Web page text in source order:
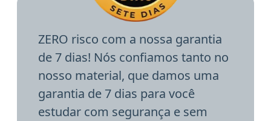
ZERO risco com a nossa garantia
de 7 dias! Nós confiamos tanto no
nosso material, que damos uma
garantia de 7 dias para você
estudar com segurança e sem